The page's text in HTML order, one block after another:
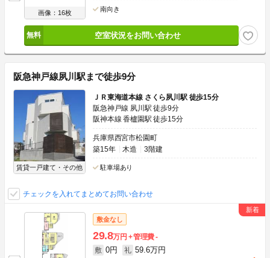
画像：16枚
南向き
空室状況をお問い合わせ
阪急神戸線夙川駅まで徒歩9分
賃貸一戸建て・その他
ＪＲ東海道本線 さくら夙川駅 徒歩15分
阪急神戸線 夙川駅 徒歩9分
阪神本線 香櫨園駅 徒歩15分
兵庫県西宮市松園町
築15年
木造 3階建
駐車場あり
チェックを入れてまとめてお問い合わせ
敷金なし
29.8万円 管理費-
敷 0円 礼 59.6万円